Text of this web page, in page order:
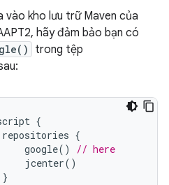
vào kho lưu trữ Maven của
hãy đảm bảo bạn có
trong tệp
{
repositories {
google()
// here
jcenter()
}